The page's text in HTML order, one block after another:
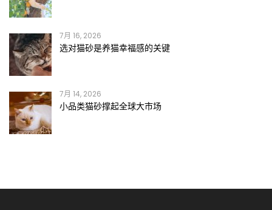
7月 16, 2026
选对猫砂是养猫幸福感的关键
7月 14, 2026
小品类猫砂撑起全球大市场